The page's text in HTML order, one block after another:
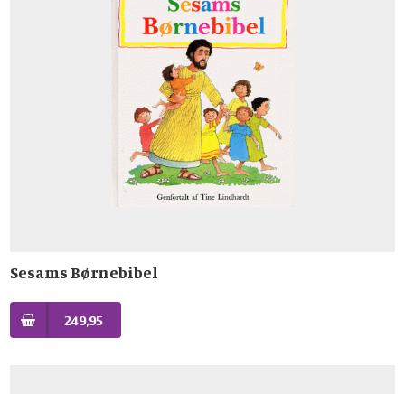
Sesams Børnebibel
249,95